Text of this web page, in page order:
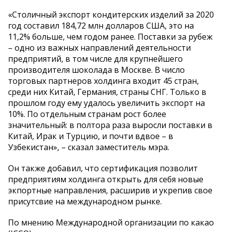
«Столичный экспорт кондитерских изделий за 2020
год составил 184,72 млн долларов США, это на
11,2% больше, чем годом ранее. Поставки за рубеж
– одно из важных направлений деятельности
предприятий, в том числе для крупнейшего
производителя шоколада в Москве. В число
торговых партнеров холдинга входит 45 стран,
среди них Китай, Германия, страны СНГ. Только в
прошлом году ему удалось увеличить экспорт на
10%. По отдельным странам рост более
значительный: в полтора раза выросли поставки в
Китай, Ирак и Турцию, и почти вдвое – в
Узбекистан», – сказал заместитель мэра.
Он также добавил, что сертификация позволит
предприятиям холдинга открыть для себя новые
экпортные направления, расширив и укрепив свое
присутсвие на международном рынке.
По мнению Международной организации по какао